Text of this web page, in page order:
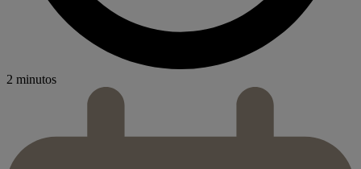
2 minutos